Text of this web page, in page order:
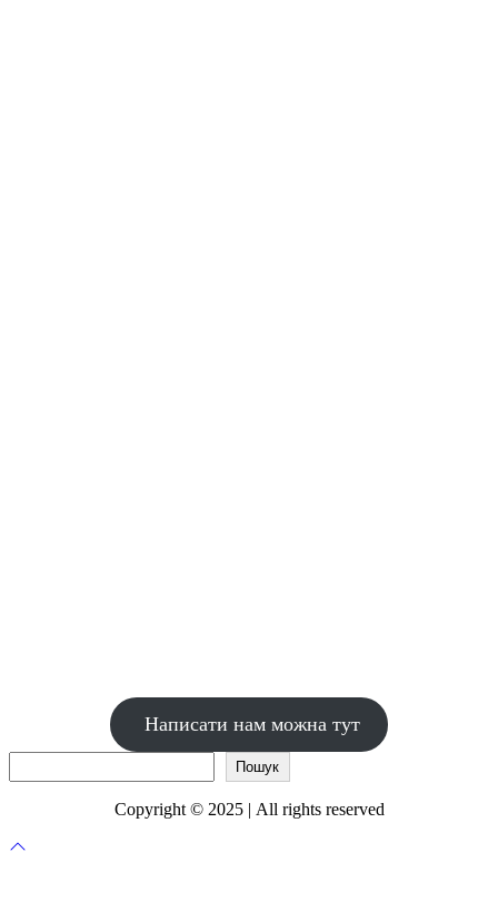
Написати нам можна тут
Пошук
Copyright © 2025 | All rights reserved
Прокрутка